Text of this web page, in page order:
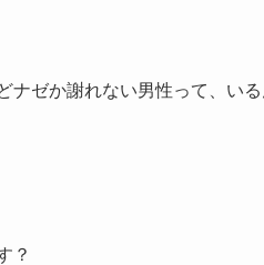
ゼか謝れない男性って、いる
？